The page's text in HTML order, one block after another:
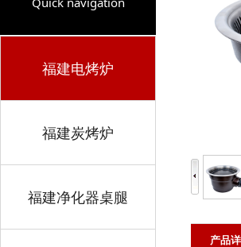
福建电烤炉
福建炭烤炉
福建净化器桌腿
产品